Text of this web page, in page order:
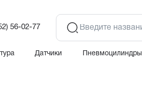
56-02-77
Датчики Пневмоцилиндры